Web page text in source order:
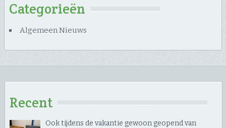
Categorieën
Algemeen Nieuws
Recent
Ook tijdens de vakantie gewoon geopend van